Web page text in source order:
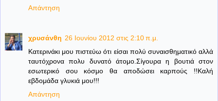
Απάντηση
χρυσάνθη 26 Ιουνίου 2012 στις 2:10 π.μ.
Κατερινάκι μου πιστεύω ότι είσαι πολύ συναισθηματικό αλλά
ταυτόχρονα πολυ δυνατό άτομο.Σίγουρα η βουτιά στον
εσωτερικό σου κόσμο θα αποδώσει καρπούς !!Καλή
εβδομάδα γλυκιά μου!!!
Απάντηση